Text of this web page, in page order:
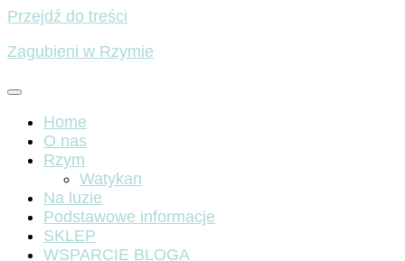
Przejdź do treści
Zagubieni w Rzymie
Home
O nas
Rzym
Watykan
Na luzie
Podstawowe informacje
SKLEP
WSPARCIE BLOGA